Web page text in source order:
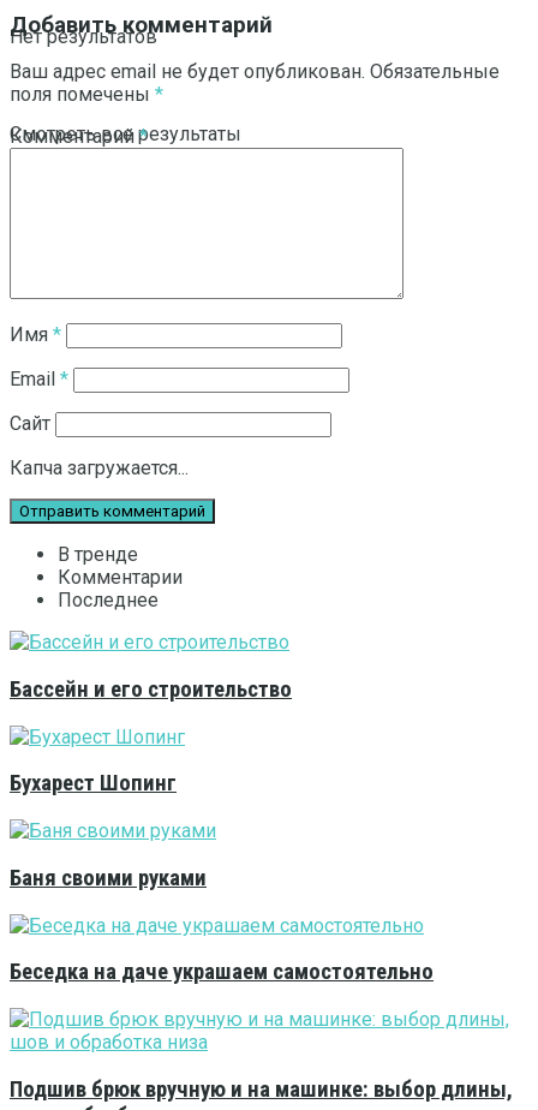
Нет результатов
Смотреть все результаты
Добавить комментарий
Ваш адрес email не будет опубликован. Обязательные
поля помечены *
Комментарий*
Имя *
Email *
Сайт
Капча загружается...
В тренде
Комментарии
Последнее
Бассейн и его строительство
Бухарест Шопинг
Баня своими руками
Беседка на даче украшаем самостоятельно
Подшив брюк вручную и на машинке: выбор длины,